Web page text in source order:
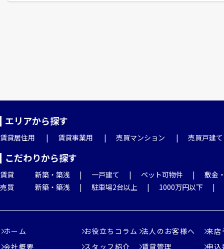
エリアから探す
賃貸居住用 賃貸事業用 売買マンション 売買戸建て
こだわりから探す
賃貸 新築・築浅 一戸建て ペット可物件
敷金
売買
新築・築浅 駐車場2台以上 1000万円以下
ホーム
会社概要
お役立ちコラム
スタッフ紹介
法人のお客様へ
賃貸管理
来店
申込